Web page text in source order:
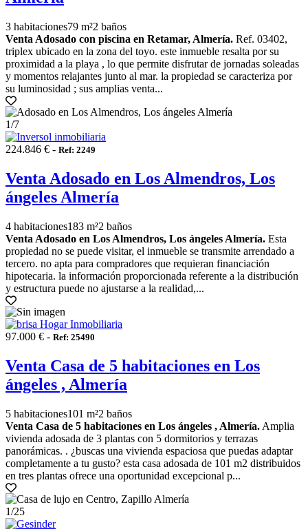
3 habitaciones79 m²2 baños
Venta Adosado con piscina en Retamar, Almería. Ref. 03402,
triplex ubicado en la zona del toyo. este inmueble resalta por su
proximidad a la playa , lo que permite disfrutar de jornadas soleadas
y momentos relajantes junto al mar. la propiedad se caracteriza por
su luminosidad ; sus amplias venta...
1/7
224.846 € - Ref: 2249
Venta Adosado en Los Almendros, Los
ángeles Almería
4 habitaciones183 m²2 baños
Venta Adosado en Los Almendros, Los ángeles Almería. Esta
propiedad no se puede visitar, el inmueble se transmite arrendado a
tercero. no apta para compradores que requieran financiación
hipotecaria. la información proporcionada referente a la distribución
y estructura puede no ajustarse a la realidad,...
97.000 € - Ref: 25490
Venta Casa de 5 habitaciones en Los
ángeles , Almería
5 habitaciones101 m²2 baños
Venta Casa de 5 habitaciones en Los ángeles , Almería. Amplia
vivienda adosada de 3 plantas con 5 dormitorios y terrazas
panorámicas. . ¿buscas una vivienda espaciosa que puedas adaptar
completamente a tu gusto? esta casa adosada de 101 m2 distribuidos
en tres plantas ofrece una oportunidad excepcional p...
1/25